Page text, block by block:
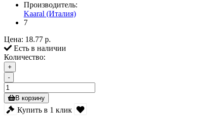
Производитель:
Kaaral (Италия)
7
Цена: 18.77 р.
Есть в наличии
Количество:
+
-
В корзину
Купить в 1 клик